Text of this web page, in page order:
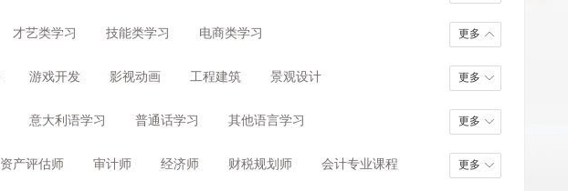
才艺类学习 技能类学习 电商类学习 更多
游戏开发 影视动画 工程建筑 景观设计 更多
意大利语学习 普通话学习 其他语言学习 更多
资产评估师 审计师 经济师 财税规划师 会计专业课程 更多